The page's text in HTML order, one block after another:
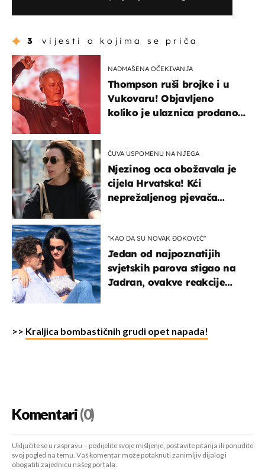
3 vijesti o kojima se priča
NADMAŠENA OČEKIVANJA
Thompson ruši brojke i u
Vukovaru! Objavljeno
koliko je ulaznica prodano
ČUVA USPOMENU NA NJEGA
Njezinog oca obožavala je
cijela Hrvatska! Kći
neprežaljenog pjevača
"KAO DA SU NOVAK ĐOKOVIĆ"
Jedan od najpoznatijih
svjetskih parova stigao na
Jadran, ovakve reakcije
>> Kraljica bombastičnih grudi opet napada!
Komentari(0)
Uključite se u raspravu – podijelite svoje mišljenje, postavite pitanja ili ponudite
svoj pogled na temu. Vaš komentar može potaknuti zanimljiv dijalog i
obogatiti zajednicu našeg portala.